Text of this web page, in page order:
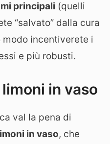
principali (quelli
“salvato” dalla cura
incentiverete i
e più robusti.
in vaso
val la pena di
in vaso, che